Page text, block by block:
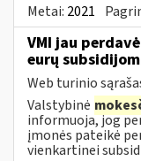
Metai: 2021
VMI jau
eurų subsidijom
Web turinio
Valstybinė
informuoja, jog
įmonės pateikė
vienkartinei